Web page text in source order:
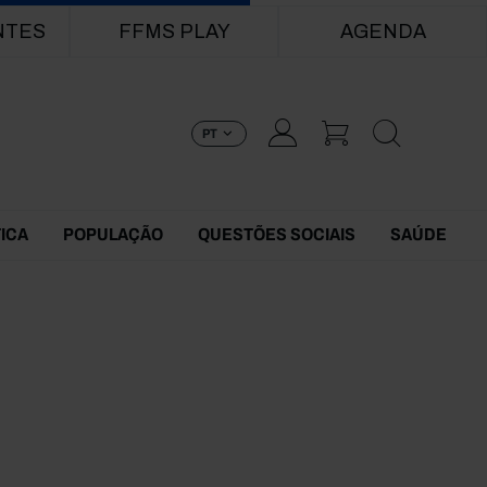
FFMS PLAY AGENDA
PT
POPULAÇÃO QUESTÕES SOCIAIS SAÚDE